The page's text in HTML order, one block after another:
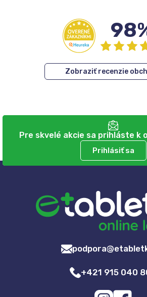
Zobraziť recenzie
Pre skvelé akcie sa prihláste k
Prihlásiť sa
+421 915 040